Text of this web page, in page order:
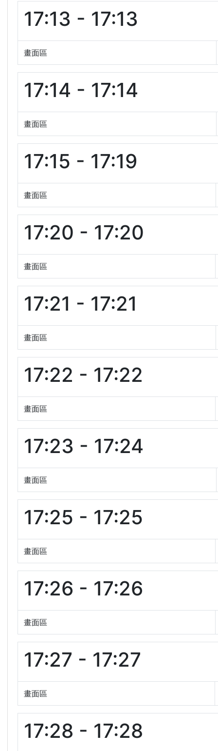
17:13 - 17:13
畫面區
17:14 - 17:14
畫面區
17:15 - 17:19
畫面區
17:20 - 17:20
畫面區
17:21 - 17:21
畫面區
17:22 - 17:22
畫面區
17:23 - 17:24
畫面區
17:25 - 17:25
畫面區
17:26 - 17:26
畫面區
17:27 - 17:27
畫面區
17:28 - 17:28